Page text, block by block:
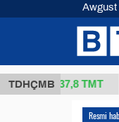
TDHÇMB
37,8 ТМТ
Resmi
Awgust